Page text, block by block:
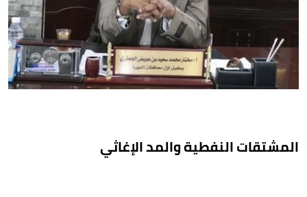
​المشتقات النفطية والمد الإغاثي